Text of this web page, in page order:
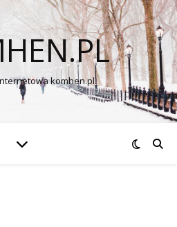
komhen.pl